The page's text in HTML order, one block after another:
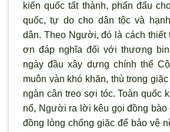
kiến quốc tất thành, phấn đấu
quốc, tự do cho dân tộc và
dân. Theo Người, đó là cách thiết
ơn đáp nghĩa đối với thương
ngày đầu xây dựng chính thể
muôn vàn khó khăn, thù trong
ngàn cân treo sợi tóc. Toàn quốc
nổ, Người ra lời kêu gọi đồng
đồng lòng chống giặc để bảo vệ